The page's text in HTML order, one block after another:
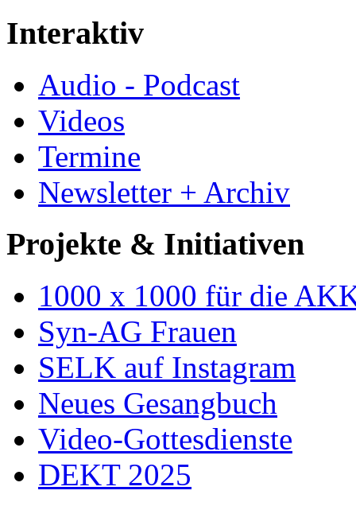
Interaktiv
Audio - Podcast
Videos
Termine
Newsletter + Archiv
Projekte & Initiativen
1000 x 1000 für die
Syn-AG Frauen
SELK auf Instagram
Neues Gesangbuch
Video-Gottesdienste
DEKT 2025